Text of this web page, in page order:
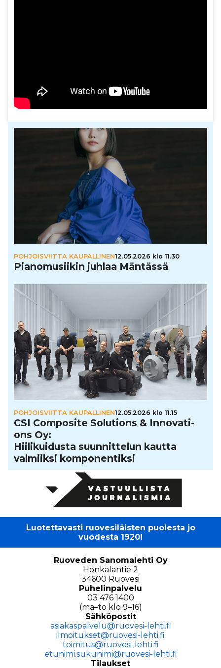
POHJOISVIITTA KAUPALLINEN12.05.2026 klo 11.30
Pia­no­mu­sii­kin juhlaa Mäntässä
POHJOISVIITTA KAUPALLINEN12.05.2026 klo 11.15
CSI Composite Solutions & Inno­va­ti­
ons Oy:
Hii­li­kui­dusta suun­nit­te­lun kautta
valmiiksi kom­po­nen­tiksi
Luotettavasti ruovesiläisten puolesta jo
vuodesta 1920!
Ruoveden Sanomalehti Oy
Honkalantie 2
34600 Ruovesi
Puhelinpalvelu
03 476 1400
(ma–to klo 9–16)
Sähköpostit
asiakaspalvelu@ruovesi-lehti.fi
ilmoitukset@ruovesi-lehti.fi
toimitus@ruovesi-lehti.fi
etunimi.sukunimi@ruovesi-lehti.fi
Tilaukset